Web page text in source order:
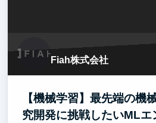
Fiah株式会社
【機械学習】最先端の機
究開発に挑戦したいMLエ